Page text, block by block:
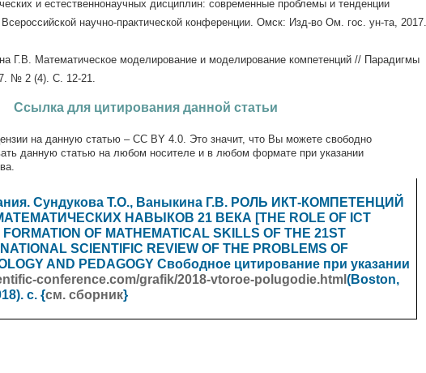
и естественнонаучных дисциплин: современные проблемы и тенденции
научно-практической конференции. Омск: Изд-во Ом. гос. ун-та, 2017.
Г.В. Математическое моделирование и моделирование компетенций // Парадигмы
№ 2 (4). С. 12-21.
Ссылка для цитирования данной статьи
на данную статью – CC BY 4.0. Это значит, что Вы можете свободно
данную статью на любом носителе и в любом формате при указании
Сундукова Т.О., Ваныкина Г.В. РОЛЬ ИКТ-КОМПЕТЕНЦИЙ
НАВЫКОВ 21 ВЕКА [THE ROLE OF ICT
OF MATHEMATICAL SKILLS OF THE 21ST
SCIENTIFIC REVIEW OF THE PROBLEMS OF
AND PEDAGOGY Свободное цитирование при указании
conference.com/grafik/2018-vtoroe-polugodie.html (Boston,
с. {см. сборник}